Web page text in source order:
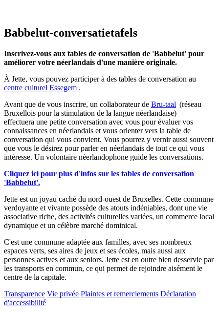
Babbelut-conversatietafels
Inscrivez-vous aux tables de conversation de 'Babbelut' pour
améliorer votre néerlandais d'une manière originale.
À Jette, vous pouvez participer à des tables de conversation au
centre culturel Essegem .
Avant que de vous inscrire, un collaborateur de Bru-taal (réseau
Bruxellois pour la stimulation de la langue néerlandaise)
effectuera une petite conversation avec vous pour évaluer vos
connaissances en néerlandais et vous orienter vers la table de
conversation qui vous convient. Vous pourrez y vernir aussi souvent
que vous le désirez pour parler en néerlandais de tout ce qui vous
intéresse. Un volontaire néerlandophone guide les conversations.
Cliquez ici pour plus d'infos sur les tables de conversation
'Babbelut'.
Jette est un joyau caché du nord-ouest de Bruxelles. Cette commune
verdoyante et vivante possède des atouts indéniables, dont une vie
associative riche, des activités culturelles variées, un commerce local
dynamique et un célèbre marché dominical.
C'est une commune adaptée aux familles, avec ses nombreux
espaces verts, ses aires de jeux et ses écoles, mais aussi aux
personnes actives et aux seniors. Jette est en outre bien desservie par
les transports en commun, ce qui permet de rejoindre aisément le
centre de la capitale.
Transparence Vie privée Plaintes et remerciements Déclaration
d'accessibilité